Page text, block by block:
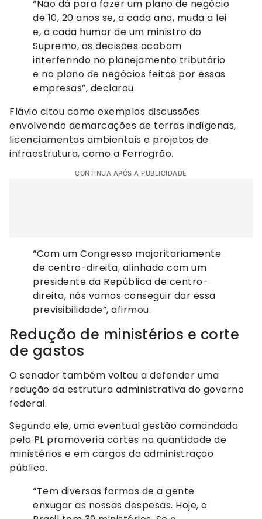
“Não dá para fazer um plano de negócio
de 10, 20 anos se, a cada ano, muda a lei
e, a cada humor de um ministro do
Supremo, as decisões acabam
interferindo no planejamento tributário
e no plano de negócios feitos por essas
empresas”, declarou.
Flávio citou como exemplos discussões
envolvendo demarcações de terras indígenas,
licenciamentos ambientais e projetos de
infraestrutura, como a Ferrogrão.
CONTINUA APÓS A PUBLICIDADE
“Com um Congresso majoritariamente
de centro-direita, alinhado com um
presidente da República de centro-
direita, nós vamos conseguir dar essa
previsibilidade”, afirmou.
Redução de ministérios e corte
de gastos
O senador também voltou a defender uma
redução da estrutura administrativa do governo
federal.
Segundo ele, uma eventual gestão comandada
pelo PL promoveria cortes na quantidade de
ministérios e em cargos da administração
pública.
“Tem diversas formas de a gente
enxugar as nossas despesas. Hoje, o